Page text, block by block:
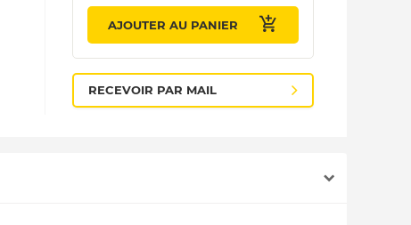
AJOUTER AU PANIER
RECEVOIR PAR MAIL